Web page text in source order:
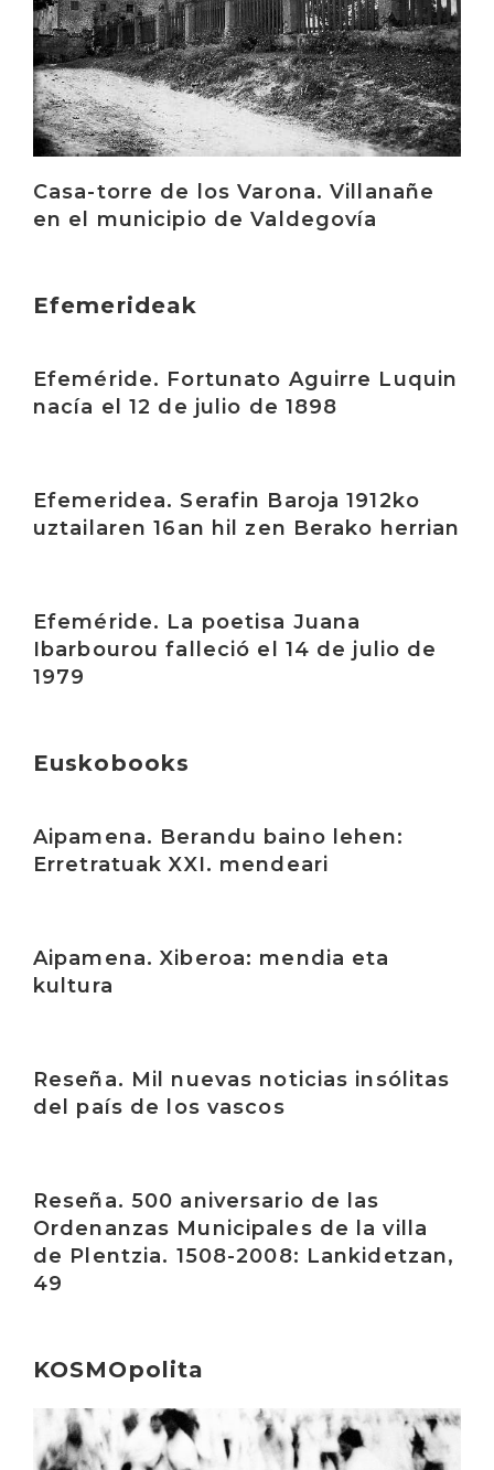
Casa-torre de los Varona. Villanañe
en el municipio de Valdegovía
Efemerideak
Efeméride. Fortunato Aguirre Luquin
nacía el 12 de julio de 1898
Efemeridea. Serafin Baroja 1912ko
uztailaren 16an hil zen Berako herrian
Efeméride. La poetisa Juana
Ibarbourou falleció el 14 de julio de
1979
Euskobooks
Aipamena. Berandu baino lehen:
Erretratuak XXI. mendeari
Aipamena. Xiberoa: mendia eta
kultura
Reseña. Mil nuevas noticias insólitas
del país de los vascos
Reseña. 500 aniversario de las
Ordenanzas Municipales de la villa
de Plentzia. 1508-2008: Lankidetzan,
49
KOSMOpolita
Irakurri